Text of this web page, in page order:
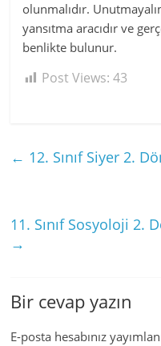
olunmalıdır.
yansıtma aracıdır ve
benlikte bulunur.
Post Views: 43
← 12. Sınıf Siyer 2.
11. Sınıf Sosyoloji 2.
→
Bir cevap yazın
E-posta hesabınız